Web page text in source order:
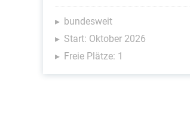
bundesweit
Start: Oktober 2026
Freie Plätze: 1